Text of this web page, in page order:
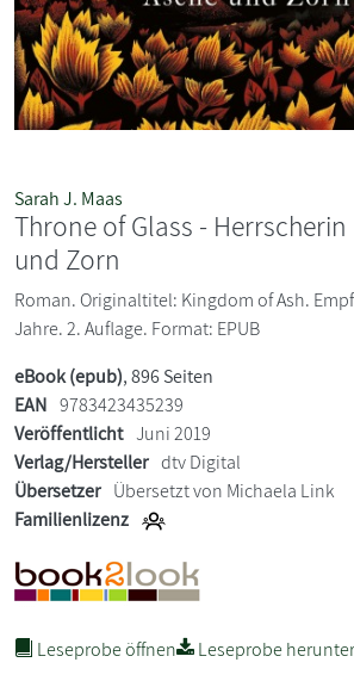
Sarah J. Maas
Throne of Glass -
und Zorn
Roman. Originaltitel: Kingdom of Ash.
Jahre. 2. Auflage. Format: EPUB
eBook (epub), 896 Seiten
EAN 9783423435239
Veröffentlicht Juni 2019
Verlag/Hersteller dtv Digital
Übersetzer Übersetzt von Michaela Link
Familienlizenz
Leseprobe öffnen
Leseprobe